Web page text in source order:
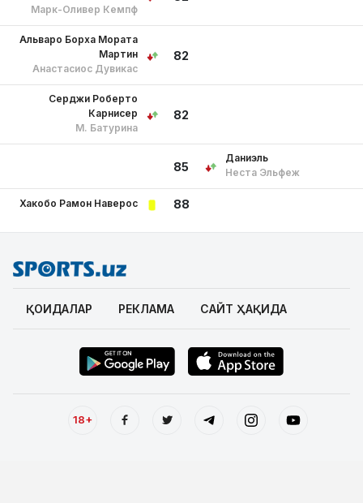
Марк-Оливер Кемпф
82
Альваро Борха Мората
Мартин
Анастасиос Дувикас
82
Серджи Роберто
Карнисер
М. Батурина
85
Даниэль
Неста Эльфеж
88
Хакобо Рамон Наверос
ҚОИДАЛАР РЕКЛАМА САЙТ ҲАҚИДА
18+